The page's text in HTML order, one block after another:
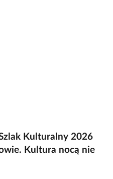
Kulturalny 2026
Kultura nocą nie